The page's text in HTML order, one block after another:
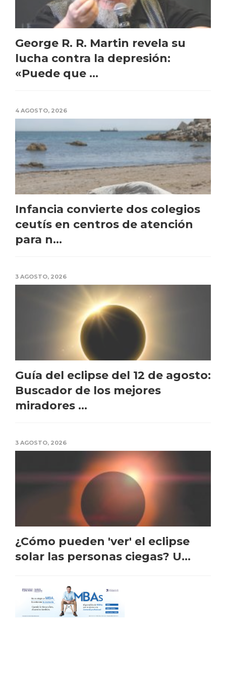
George R. R. Martin revela su
lucha contra la depresión:
«Puede que ...
4 AGOSTO, 2026
Infancia convierte dos colegios
ceutís en centros de atención
para n...
3 AGOSTO, 2026
Guía del eclipse del 12 de agosto:
Buscador de los mejores
miradores ...
3 AGOSTO, 2026
¿Cómo pueden 'ver' el eclipse
solar las personas ciegas? U...